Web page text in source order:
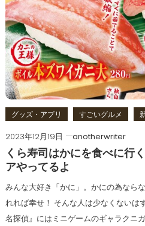
グッズ・アプリ すごいグルメ
2023年12月19日
anotherwriter
くら寿司はかにを食べに行
アやってるよ
みんな大好き「かに」。かにの為なら
れれば幸せ！ そんな人は少なくないは
名探偵』にはミニゲームのギャラクニ